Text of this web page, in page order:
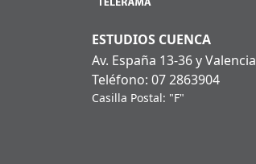
ESTUDIOS CUENCA
Av. España 13-36 y Valencia
Teléfono: 07 2863904
Casilla Postal: "F"